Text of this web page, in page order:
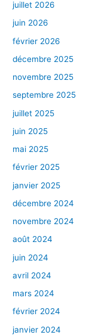
juillet 2026
juin 2026
février 2026
décembre 2025
novembre 2025
septembre 2025
juillet 2025
juin 2025
mai 2025
février 2025
janvier 2025
décembre 2024
novembre 2024
août 2024
juin 2024
avril 2024
mars 2024
février 2024
janvier 2024